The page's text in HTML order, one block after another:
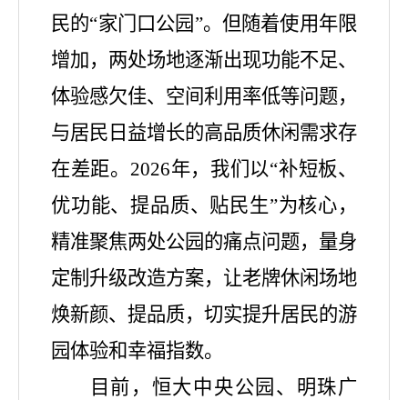
民的“家门口公园”。但随着使用年限
增加，两处场地逐渐出现功能不足、
体验感欠佳、空间利用率低等问题，
与居民日益增长的高品质休闲需求存
在差距。2026年，我们以“补短板、
优功能、提品质、贴民生”为核心，
精准聚焦两处公园的痛点问题，量身
定制升级改造方案，让老牌休闲场地
焕新颜、提品质，切实提升居民的游
园体验和幸福指数。
目前，恒大中央公园、明珠广